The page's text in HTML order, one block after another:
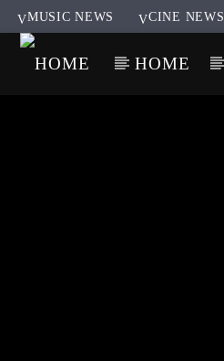
MUSIC NEWS CINE NEWS
HOME